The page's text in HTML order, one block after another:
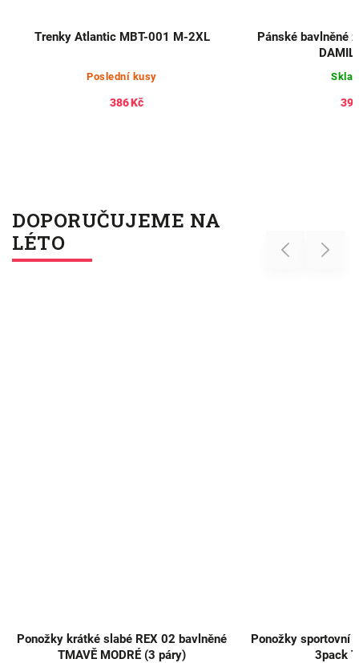
Trenky Atlantic MBT-001 M-2XL
Poslední kusy
386 Kč
Pánské bavlněné
DOPORUČUJEME NA
LÉTO
Previous
Ponožky krátké slabé REX 02 bavlněné
TMAVĚ MODRÉ (3 páry)
Ponožky sportovní
3pack
Next